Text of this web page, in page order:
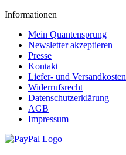
Informationen
Mein Quantensprung
Newsletter akzeptieren
Presse
Kontakt
Liefer- und Versandkosten
Widerrufsrecht
Datenschutzerklärung
AGB
Impressum